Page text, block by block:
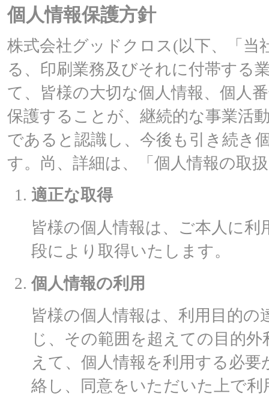
個人情報保護方針
株式会社グッドクロス(以下、「当
る、印刷業務及びそれに付帯する
て、皆様の大切な個人情報、個人
保護することが、継続的な事業活
であると認識し、今後も引き続き
す。尚、詳細は、「個人情報の取
適正な取得
皆様の個人情報は、ご本人に
段により取得いたします。
個人情報の利用
皆様の個人情報は、利用目的
じ、その範囲を超えての目的
えて、個人情報を利用する必
絡し、同意をいただいた上で